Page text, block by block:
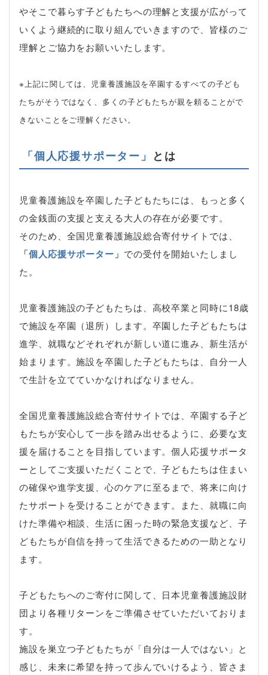
やそこで暮らす子どもたちへの理解と支援が広がって
いくよう継続的に取り組んでいきますので、皆様のご
理解とご協力をお願いいたします。
※上記に関しては、児童養護施設を卒園するすべての子ども
たちがそうではなく、多くの子どもたちが親を頼ることがで
きないことをご理解ください。
「個人応援サポーター」 とは
児童養護施設を卒園した子どもたちには、もっと多く
の金銭面の支援と支える大人の存在が必要です。
そのため、全国児童養護施設総合寄付サイトでは、
「個人応援サポーター」 での受付を開始いたしまし
た。
児童養護施設の子どもたちは、高校卒業と同時に18歳
で施設を卒園（退所）します。卒園した子どもたちは
進学、就職などそれぞれが新しい道に進み、新生活が
始まります。施設を卒園した子どもたちは、自分一人
で生計を立てていかなければなりません。
全国児童養護施設総合寄付サイトでは、卒園する子ど
もたちが安心して一歩を踏み出せるように、必要な支
援を届けることを目指しています。個人応援サポータ
ーとしてご支援いただくことで、子どもたちは住まい
の確保や進学支援、心のケアに至るまで、将来に向け
たサポートを受けることができます。また、就職に向
けた準備や相談、生活に困った時の緊急支援など、子
どもたちが自信を持って生活できるための一助となり
ます。
子どもたちへのご寄付に関して、日本児童養護施設財
団より各種リターンをご準備させていただいておりま
す。
施設を巣立つ子どもたちが「自分は一人ではない」と
感じ、未来に希望を持って歩んでいけるよう、皆さま